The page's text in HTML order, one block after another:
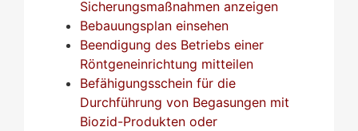
Sicherungsmaßnahmen anzeigen
Bebauungsplan einsehen
Beendigung des Betriebs einer
Röntgeneinrichtung mitteilen
Befähigungsschein für die
Durchführung von Begasungen mit
Biozid-Produkten oder